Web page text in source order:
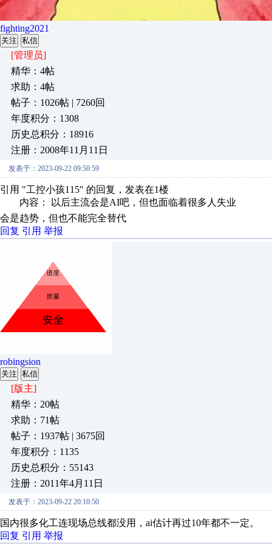
fighting2021
关注 私信
[管理员]
精华：4帖
求助：4帖
帖子：1026帖 | 7260回
年度积分：1308
历史总积分：18916
注册：2008年11月11日
发表于：2023-09-22 09:50:59
引用 "工控小孩115" 的回复，发表在1楼
内容： 以后主流会是AI吧，但也面临着很多人失业
会是趋势，但也不能完全替代
回复 引用 举报
robingsion
关注 私信
[版主]
精华：20帖
求助：71帖
帖子：1937帖 | 3675回
年度积分：1135
历史总积分：55143
注册：2011年4月11日
发表于：2023-09-22 20:10:50
国内很多化工连现场总线都没用，ai估计再过10年都不一定。
回复 引用 举报